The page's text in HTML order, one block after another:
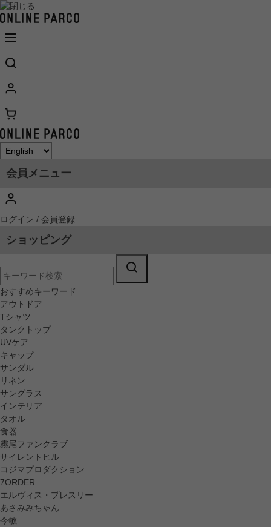
会員メニュー
ログイン / 会員登録
ショッピング
おすすめキーワード
アウトドア
Tシャツ
タンクトップ
UVケア
キャップ
サンダル
リネン
サングラス
インテリア
タオル
食器
霧尾ファンクラブ
サイレントヒル
コジマプロダクション
7ORDER
エルヴィス・プレスリー
あさみみちゃん
今敏